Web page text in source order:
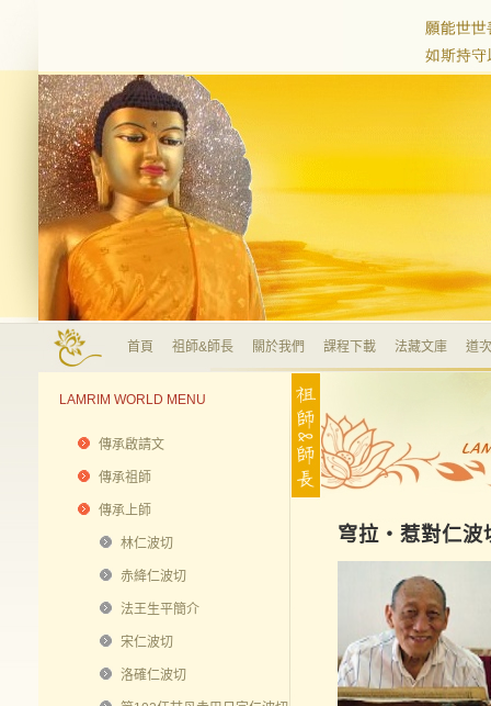
首頁 祖師&師長 關於我們 課程下載 法藏文庫 道
LAMRIM WORLD MENU
傳承啟請文
傳承祖師
傳承上師
林仁波切
赤絳仁波切
法王生平簡介
宋仁波切
洛確仁波切
穹拉‧惹對仁波